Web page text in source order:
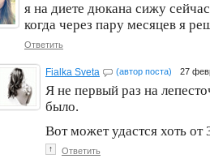
я на диете дюкана сижу
когда через пару месяцев я
Ответить
Fialka Sveta (автор поста) 27
Я не первый раз на
было.
Вот может удастся хоть от
↑ Ответить